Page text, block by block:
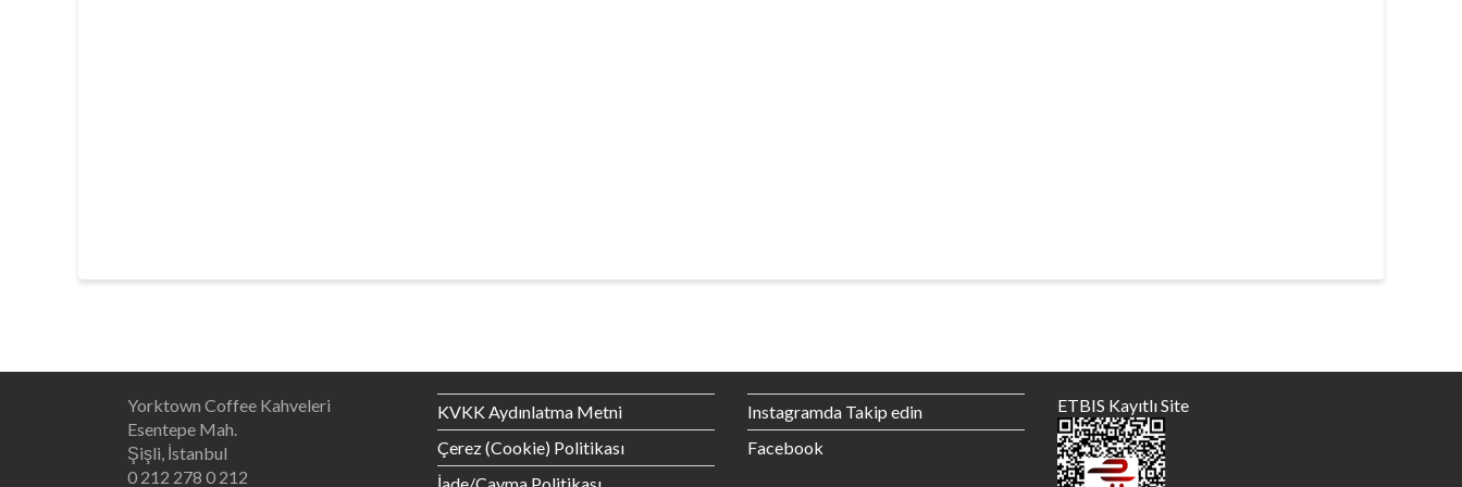
Yorktown Coffee Kahveleri
Esentepe Mah.
Şişli, İstanbul
0 212 278 0 212
KVKK Aydınlatma Metni
Çerez (Cookie) Politikası
Instagramda Takip edin
Facebook
ETBIS Kayıtlı Site